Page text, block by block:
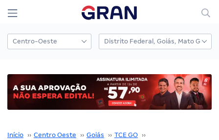
Início ›› Centro Oeste ›› Goiás ›› TCE GO ››